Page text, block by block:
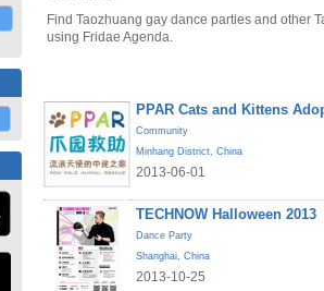
Find Taozhuang gay dance parties and other
using Fridae Agenda.
PPAR Cats and Kittens
Community
Minhang District, China
2013-06-01
TECHNOW Halloween 2013
Dance Party
Shanghai, China
2013-10-25